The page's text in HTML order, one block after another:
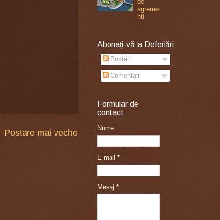
Postare mai veche
de
agreme
nt!
Abonați-vă la Deferlări
Postări
Comentarii
Formular de
contact
Nume
E-mail *
Mesaj *